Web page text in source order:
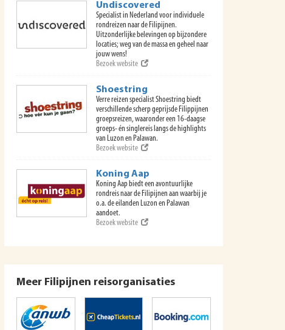
Undiscovered
Specialist in Nederland voor individuele
rondreizen naar de Filipijnen.
Uitzonderlijke belevingen op bijzondere
locaties; weg van de massa en geheel naar
jouw wens!
Bezoek website
Shoestring
Verre reizen specialist Shoestring biedt
verschillende scherp geprijsde Filippijnen
groepsreizen, waaronder een 16-daagse
groeps- én singlereis langs de highlights
van Luzon en Palawan.
Bezoek website
Koning Aap
Koning Aap biedt een avontuurlijke
rondreis naar de Filipijnen aan waarbij je
o.a. de eilanden Luzon en Palawan
aandoet.
Bezoek website
Meer Filipijnen reisorganisaties